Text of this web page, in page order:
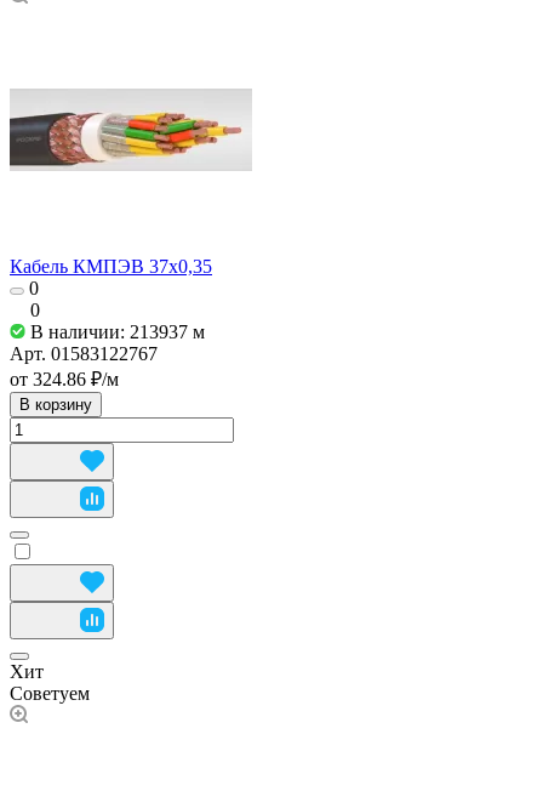
Кабель КМПЭВ 37х0,35
0
0
В наличии: 213937 м
Арт. 01583122767
от 324.86 ₽/м
В корзину
Хит
Советуем